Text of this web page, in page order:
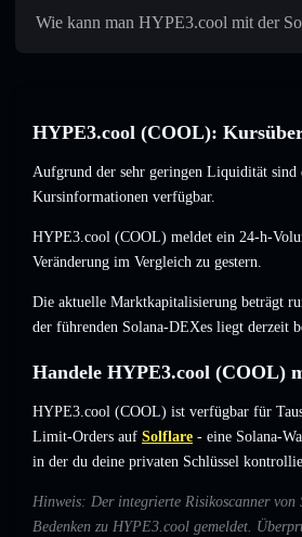
Wie kann man HYPE3.cool mit der
HYPE3.cool (COOL):
Aufgrund der sehr geringen Liquidität sind
Kursinformationen verfügbar.
HYPE3.cool (COOL) meldet ein 24-h-
Veränderung im Vergleich zu gestern.
Die aktuelle Marktkapitalisierung beträgt
der führenden Solana-DEXes liegt derzeit
Handele HYPE3.cool (COOL)
HYPE3.cool (COOL) ist verfügbar für
Limit-Orders auf Solflare - eine Solana-
in der du deine privaten Schlüssel
Hinweis: Der integrierte Risikoscanner von
Bedenken zu HYPE3.cool gemeldet.